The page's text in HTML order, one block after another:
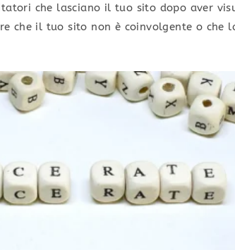
che lasciano il tuo sito dopo aver
che il tuo sito non è coinvolgente o che